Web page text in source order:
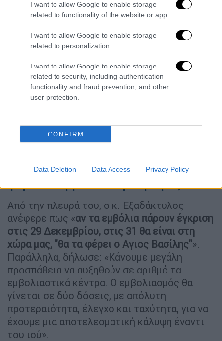
I want to allow Google to enable storage
related to functionality of the website or app.
I want to allow Google to enable storage
related to personalization.
I want to allow Google to enable storage
related to security, including authentication
functionality and fraud prevention, and other
user protection.
CONFIRM
Data Deletion Data Access Privacy Policy
Αρχές».
ό,τι αφορά στις έγκυες, ο κ. Μόσιαλος
σημείωσε: « Οι Άγγλοι έχουν πει ήδη ότι οι
γυναίκες που είναι έγκυες δεν θα πρέπει να
κάνουν το εμβόλιοκαι αν έχουν κάνει την 1η
δόση, θα πρέπει να περιμένουν μέχρι να
γεννήσουν για να κάνουν τη 2η.
πολύ πιθανό εντός του 2021 να έχουμε και
άλλα εμβόλια, καθώς ακόμη 10 είναι στην
τελική φάση των κλινικών δοκιμών».
Εξαδάκτυλος: Ο Άγιος Βασίλης θα
φέρει τα εμβόλια στη χώρα μας
Από την πλευρά του, ο κ. Εξαδάκτυλος
ανέφερε πως «αν τα εμβόλια πάρουν έγκριση
στις 29 Δεκεμβρίου, στις 31 θα είναι στη
χώρα μας, "θα τα φέρει ο Αγιος Βασίλης"».
Παράλληλα, δήλωσε: «Κάνουμε μεγάλη
προσπάθεια να αυξηθούν σε αριθμό τα
εμβολιαστικά κέντρα. Ο εμβολιασμός θα
γίνεται σε δύο δόσεις, με απόλυτη
προτεραιότητα, έλεγχο και ταχύτητα, για να
έχουμε μια αποτελεσματική κάλυψη έναντι
του ιού».